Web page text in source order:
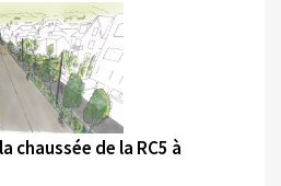
chaussée de la RC5 à